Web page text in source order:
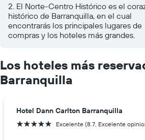
2. El Norte-Centro Histórico es el
histórico de Barranquilla, en el cual
encontrarás los principales lugares de
compras y los hoteles más grandes.
Los hoteles más
Barranquilla
Hotel Dann Carlton Barranquilla
5 estrellas Excelente (8.7, Excelente